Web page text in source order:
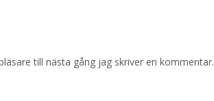
till nästa gång jag skriver en kommentar.